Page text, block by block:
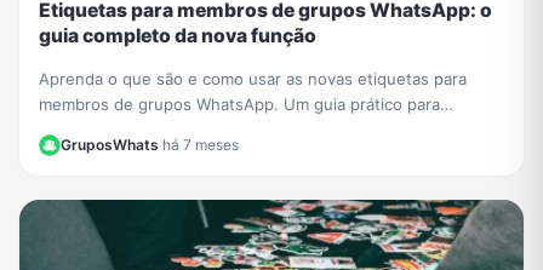
Etiquetas para membros de grupos WhatsApp: o
guia completo da nova função
Aprenda o que são e como usar as novas etiquetas para
membros de grupos WhatsApp. Um guia prático para
organizar e identificar participantes facilmente.
GruposWhats·há 7 meses